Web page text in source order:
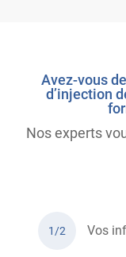
Avez-vous
d’injection
Nos experts
1/2 Vos